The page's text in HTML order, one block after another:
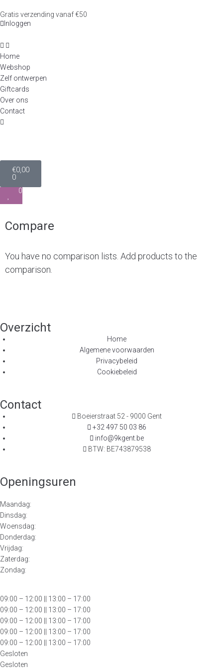
Gratis verzending vanaf €50
Inloggen
Home
Webshop
Zelf ontwerpen
Giftcards
Over ons
Contact
€0,00
0
0
Compare
You have no comparison lists. Add products to the
comparison.
Overzicht
Home
Algemene voorwaarden
Privacybeleid
Cookiebeleid
Contact
Boeierstraat 52 - 9000 Gent
+32 497 50 03 86
info@9kgent.be
BTW: BE743879538
Openingsuren
Maandag:
Dinsdag:
Woensdag:
Donderdag:
Vrijdag:
Zaterdag:
Zondag:
09:00 – 12:00
|| 13:00 – 17:00
09:00 – 12:00 || 13:00 – 17:00
09:00 – 12:00 || 13:00 – 17:00
09:00 – 12:00 || 13:00 – 17:00
09:00 – 12:00 || 13:00 – 17:00
Gesloten
Gesloten